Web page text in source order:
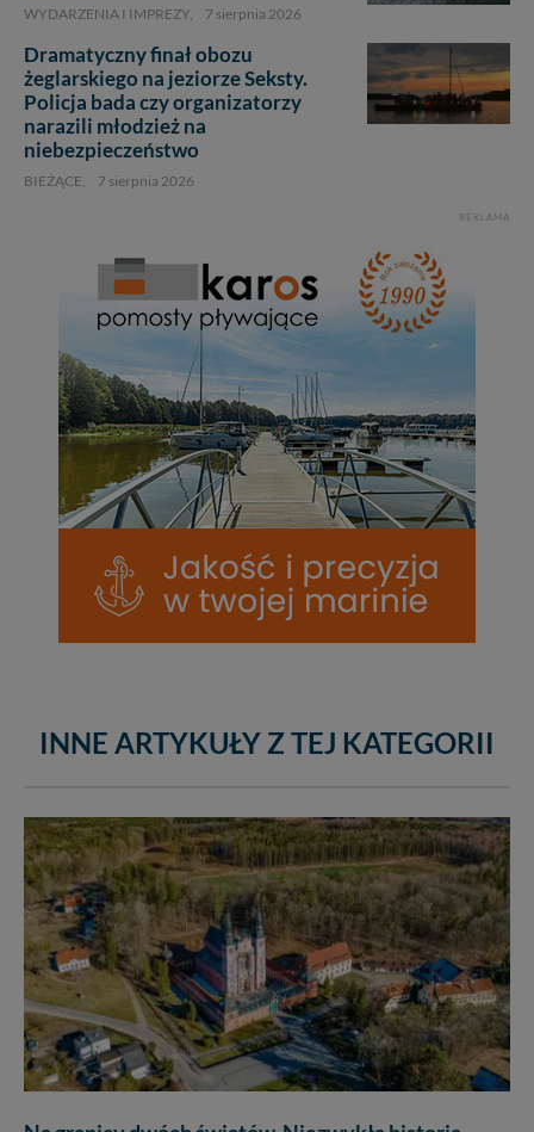
WYDARZENIA I IMPREZY, 7 sierpnia 2026
Dramatyczny finał obozu
żeglarskiego na jeziorze Seksty.
Policja bada czy organizatorzy
narazili młodzież na
niebezpieczeństwo
BIEŻĄCE, 7 sierpnia 2026
2
REKLAMA
INNE ARTYKUŁY Z TEJ KATEGORII